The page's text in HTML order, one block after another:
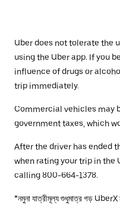
Uber does not tolerate the
using the Uber app. If you
influence of drugs or
trip immediately.
Commercial vehicles may
government taxes, which
After the driver has ended
when rating your trip in the
calling 800-664-1378.
*নমুনা যাত্রীমূল্য শুধুমাত্র গড় UberX